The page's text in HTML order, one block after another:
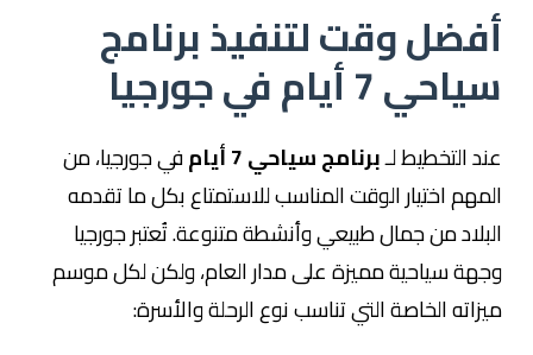
أفضل وقت لتنفيذ برنامج
سياحي 7 أيام في جورجيا
عند التخطيط لـبرنامج سياحي 7 أيام
في جورجيا، من
المهم اختيار الوقت المناسب للاستمتاع بكل ما تقدمه
البلاد من جمال طبيعي وأنشطة متنوعة. تُعتبر جورجيا
وجهة سياحية مميزة على مدار العام، ولكن لكل موسم
ميزاته الخاصة التي تناسب نوع الرحلة والأسرة: